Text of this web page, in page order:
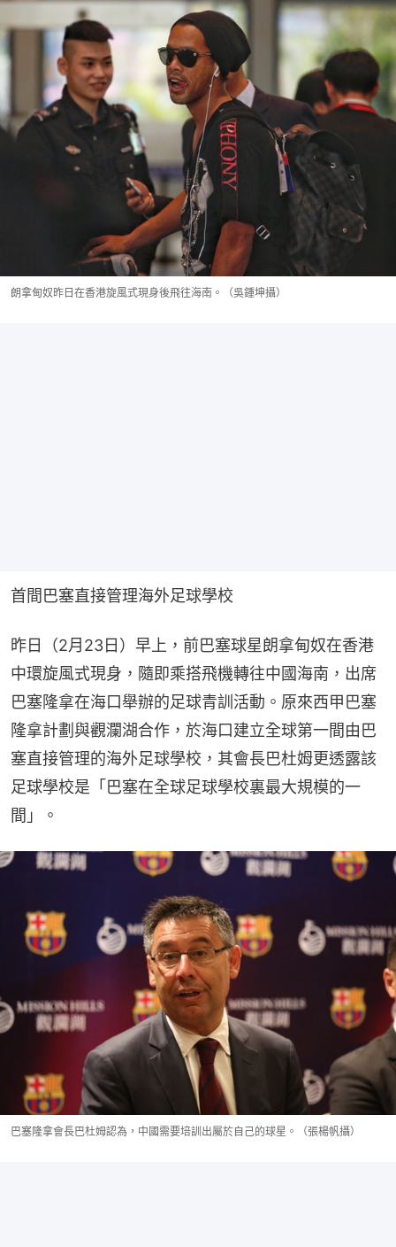
朗拿甸奴昨日在香港旋風式現身後飛往海南。（吳鍾坤攝）
首間巴塞直接管理海外足球學校
昨日（2月23日）早上，前巴塞球星朗拿甸奴在香港
中環旋風式現身，隨即乘搭飛機轉往中國海南，出席
巴塞隆拿在海口舉辦的足球青訓活動。原來西甲巴塞
隆拿計劃與觀瀾湖合作，於海口建立全球第一間由巴
塞直接管理的海外足球學校，其會長巴杜姆更透露該
足球學校是「巴塞在全球足球學校裏最大規模的一
間」。
巴塞隆拿會長巴杜姆認為，中國需要培訓出屬於自己的球星。（張楊帆攝）